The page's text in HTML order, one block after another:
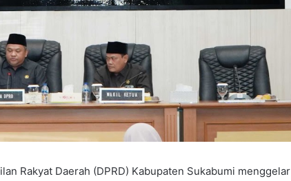
Rakyat Daerah (DPRD) Kabupaten Sukabumi menggelar